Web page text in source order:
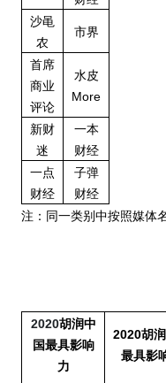
沙黾
农
市界
首席
商业
评论
水皮
More
新财
迷
一本
财经
一点
财经
子弹
财经
注：同一类别中按照媒体
2020胡润中
国最具影响
力
2020胡
最具影